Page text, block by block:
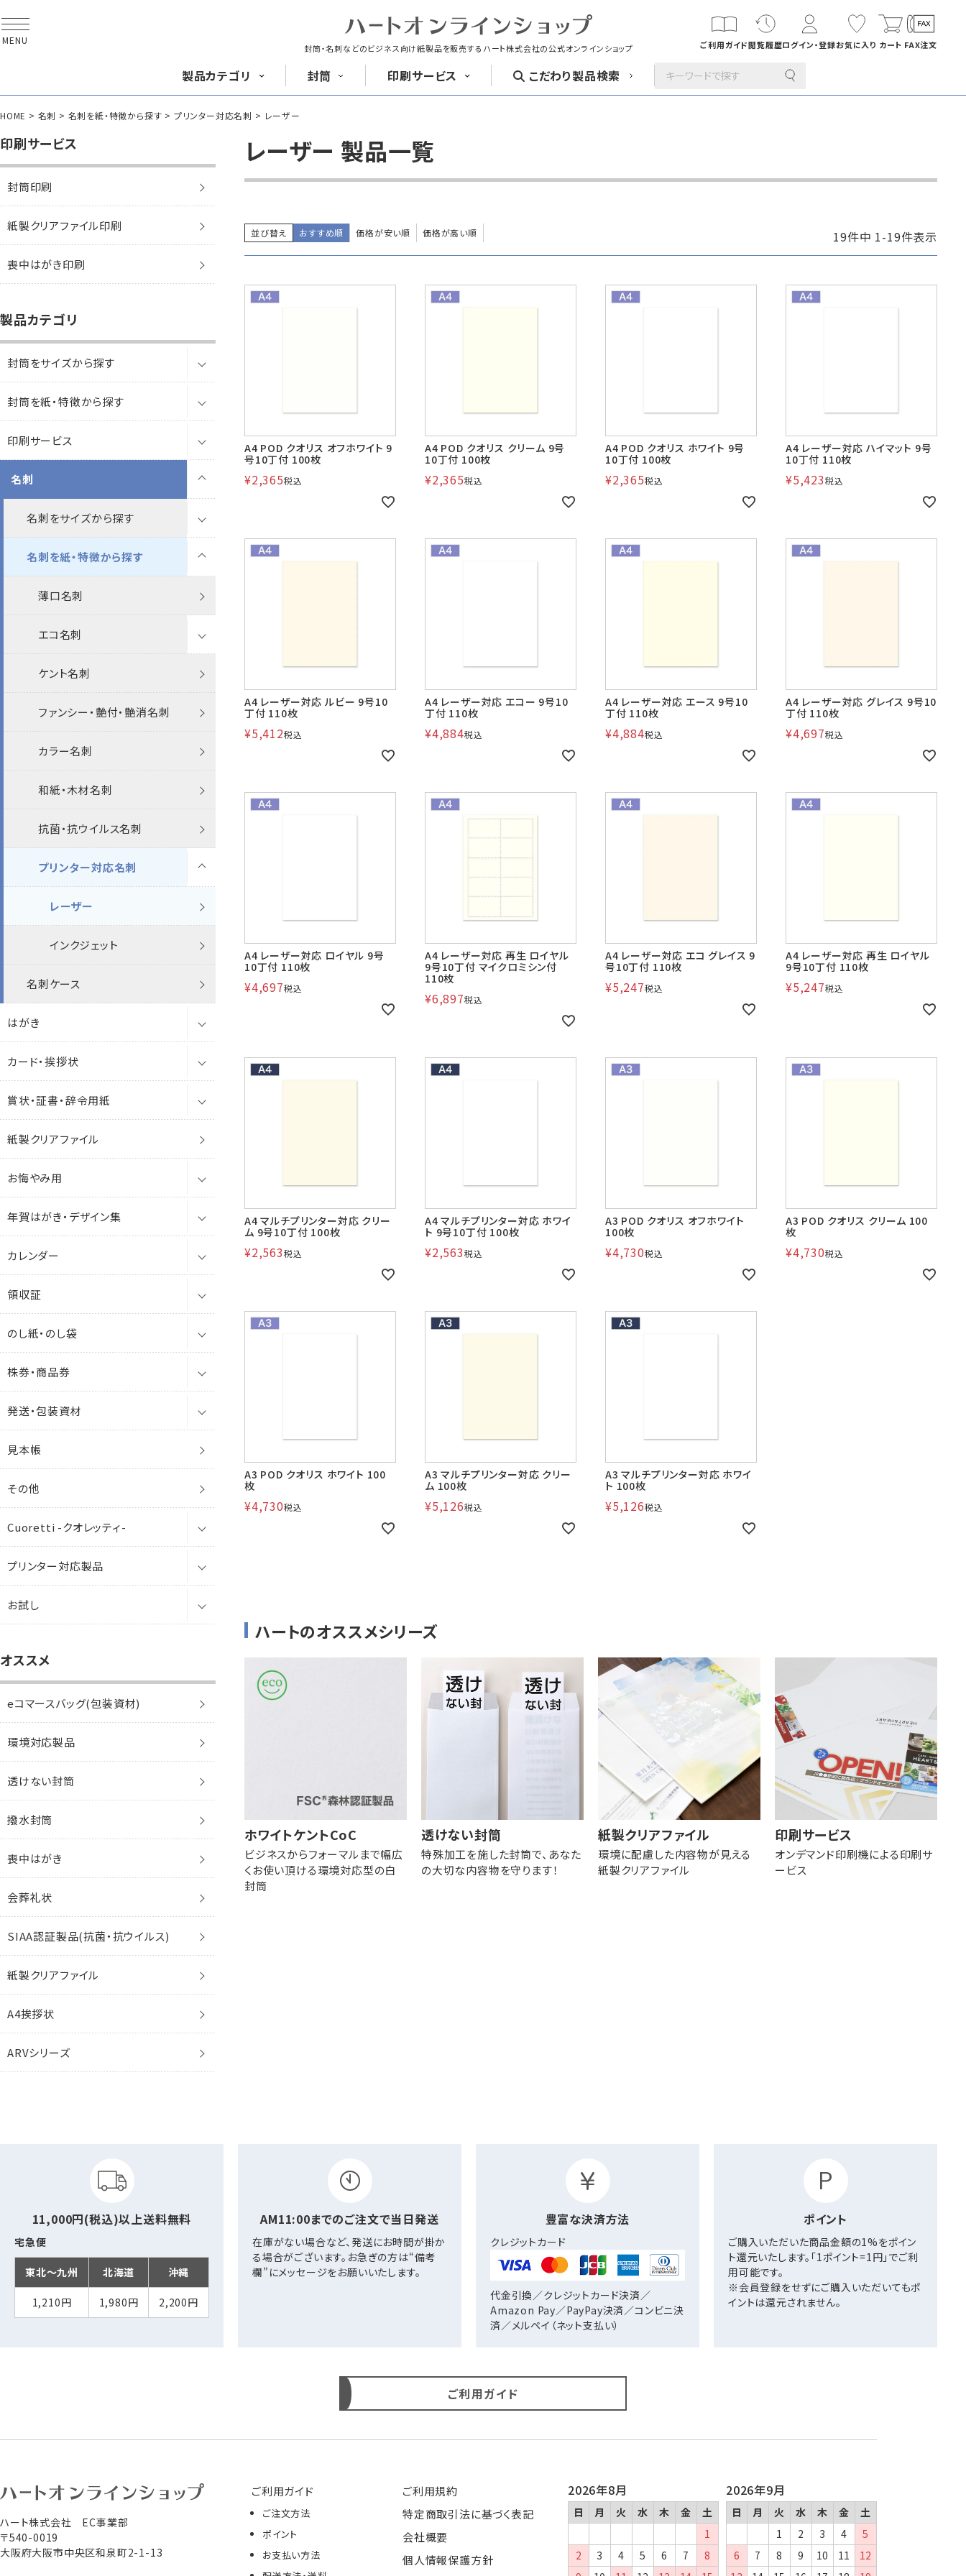
封筒・名刺などのビジネス向け紙製品を販売する ハート株式会社の公式オンラインショップ
MENU ご利用ガイド閲覧履歴ログイン・登録お気に入り カート FAX注文
製品カテゴリ
封筒をサイズ 封筒を紙・特徴
賞状・証書・辞令用紙 紙製クリア ファイル 紙製クリアファイル印刷 お悔み用 喪中はがき印刷 年賀はがき・ デザイン集
カレンダー 領収書
プリンター 対応製品
封筒
長形封筒 角形封筒
長3封筒
A4横3つ折
120×235
長3窓封筒
A4横3つ折
120×235 90×205 90×205
長2封筒
B5縦2つ折
A5縦2つ折
95×217
B5横3つ折
給与明細用封筒
95×215
印刷サービス
封筒印刷サービス 紙製クリアファイル印刷サービス
こだわり製品検索
HOME 名刺 名刺を紙・特徴から探す プリンター対応名刺 レーザー
印刷サービス
封筒印刷
紙製クリアファイル印刷
喪中はがき印刷
製品カテゴリ
封筒をサイズから探す
長3封筒
透けない封筒
パステル
ナチュラルW
ケントプレミア
透けない撥水
クラフト封筒
白封筒
ケント
特白
機能性封筒
エコ
その他
カラー封筒
パステルカラー封筒
Sカラー封筒
エコ封筒
FSC森林認証
再生紙
その他
抗菌・抗ウイルス
ファンシー封筒
プリンター対応
レーザー
インクジェット
フタ折
ポリ封筒
長3窓封筒
ケント
パステル
ケントプレミア
透けない撥水
撥水封筒
クラフト封筒
白封筒
特白
ケント
機能性封筒
エコ
その他
カラー封筒
パステルカラー封筒
エコ封筒
FSC森林認証
ワックス窓封筒
宛名を見ながら封かんできる窓封
長4封筒
透けない封筒
クラフト封筒
白封筒
ケント
特白
機能性封筒
その他
カラー封筒
パステルカラー封筒
エコ封筒
FSC森林認証
和紙
フタ折
長4窓封筒
長40封筒
クラフト封筒
白封筒
カラー封筒
パステルカラー封筒
Sカラー封筒
フタ折
長1封筒
長2封筒
長30封筒
長6・窓封筒
透けない封筒
クラフト封筒
返信用封筒
洋2タテ・窓封筒
洋5タテ・窓封筒
クラフト封筒
白封筒
フタ折
洋4タテ・窓封筒
洋6タテ・窓封筒
給与明細封筒
角2封筒
透けない封筒
ケント
パステル
ナチュラルW
ケントプレミア
透けない撥水
撥水封筒
クラフト封筒
白封筒
特白
ケント
機能性封筒
その他
カラー封筒
パステルカラー封筒
Sカラー封筒
ベストカラー封筒
エコ封筒
FSC森林認証
再生紙
ファンシー
プリンター対応
抗菌・抗ウイルス
ポリ封筒
角20封筒(国際A4)
クラフト封筒
白封筒
カラー封筒
パステルカラー封筒
角A4封筒
透けない撥水封筒
クラフト封筒
白封筒
パステルカラー封筒
A4封筒
プリンター対応
ポリ封筒
A4エコ窓封筒
透けない封筒
クラフト封筒
パステルカラー封筒
角0封筒
角1封筒
クラフト封筒
白封筒
カラー封筒
パステルカラー封筒
角3封筒
透けない封筒
クラフト封筒
白封筒
カラー封筒
パステルカラー封筒
エコ封筒
角4封筒
角5封筒
角6封筒
角7封筒
角8（給料袋）・窓封筒
角形B3封筒
角形A3封筒
保存袋・角底
マルタック
角1保存袋
角2保存袋
透けない封筒
クラフト封筒
白封筒
カラー封筒
パステルカラー封筒
ベストカラー封筒
破れない封筒
角3保存袋
角2紐付マチなし
角2角底
ECバッグ（eコマースバッグ）
透けない封筒
パステル
ケント
ケントプレミア
クラフト封筒
白封筒
ケント
機能性封筒
その他
カラー封筒
パステルカラー封筒
かんたん開封封筒
エコ封筒
FSC森林認証
再生紙
その他
ファンシー封筒
プリンター対応
レーザー
インクジェット
洋長3窓封筒
透けない封筒
クラフト封筒
白封筒
ケント
機能性封筒
エコ
パステルカラー封筒
エコ封筒
洋長6封筒
洋1封筒
洋2封筒
白封筒
パステルカラー封筒
お悔み用
クオレッティ
プリンター対応
洋3封筒
洋4封筒
洋5封筒
洋6封筒
洋7封筒
洋東京3号封筒
洋特1封筒
封筒を紙・特徴から探す
透けない封筒
パステル
長3
長3窓
長4
角2
A4窓
角3
角6
洋長3
洋長3窓
保存袋
ナチュラルW
ケントプレミア
FSC森林認証 ケント
透けない撥水
撥水封筒
撥水ホワイト
透けない撥水ホワイト
撥水未晒クラフトCoC
クラフト封筒（茶封筒）
クラフト
長3
長3窓
長4
長4窓
長40
長1
長2
長30
長6
返信用封筒
洋2タテ
洋5タテ
洋6タテ
角2
角20
角A4
A4エコ窓
角1
角3
角4
角7
角8
洋長3
洋長3窓
洋長6
保存袋・角底
レントゲン袋
大型袋
貴重品
ゴールド
未晒クラフト
白封筒
透けない
ケント
パステル
ホワイト
特白
若狭
初芝
甲陽
和紙
プリンター対応
その他
環境対応製品
FSC森林認証
封筒
ホワイトケントCoC
透けない
クラフト
ケント
パステル
カラー
プリンター対応
名刺
プリンター専用紙
カード・挨拶状
循環型RC100・RC100
封筒
名刺
RC40
間伐材
封筒
名刺
植林木
雑誌再生紙
むぎ茶殻紙
パステルカラー封筒
長3
長3窓
長4
長4窓
長40
洋4タテ
角2
角20
角A4
A4窓
角0
角1
角3
角6
洋長3
洋長3窓
洋2
洋4
洋6
ミニ封筒
保存袋
カラー封筒
長3
長3窓
長4
長4窓
角2
角20
角3
角8
洋長3
保存袋
Sカラー封筒
ベストカラー封筒
SIAA認証製品 (抗菌・抗ウイル
紙製クリアファイル
A4用紙（9号10丁付）
ウルトラホワイト
スノーホワイト
透けるホワイトCoC
封筒
かんたん開封封筒
給与明細封筒
エアメール
開封封筒
大型袋
クッション封筒
レントゲン袋
薬袋
貴重品袋
ミニ封筒
レターケース
ポリ封筒・はがき用ポリ袋
ガセット(マチ付)
ECバッグ（eコマースバッグ）
ケース
お試し用
角A4ガセット
保存袋・角底
マルタック
角0保存袋
角1保存袋
角2保存袋
角3保存袋
角2紐付マチなし
角2角底
窓付封筒
セロ窓
エコ窓
レーザー対応窓
ワックス窓
プリンター対応
レーザー
インクジェット
印刷サービス
封筒印刷
封筒印刷（サイズから探す）
長3封筒印刷
長3窓封筒印刷
レーザー窓
エコ窓
長4封筒印刷
角2封筒印刷
A4エコ窓封筒印刷
角3封筒印刷
角4封筒印刷
角6封筒印刷
洋長3封筒印刷
封筒印刷（紙から探す）
クラフト封筒印刷
ケント封筒印刷
パステルカラー封筒印刷
カラー封筒印刷
抗菌・抗ウイルス封筒印刷
透けない封筒印刷
撥水封筒印刷
レーザー対応封筒印刷
エコ封筒印刷
紙製クリアファイル印刷
喪中はがき印刷
名刺
名刺をサイズから探す
A4(9号10丁付)
9号
A3(9号20丁付)
A3ノビ(9号20丁付)
9号4丁付
9号8丁付
9号16丁付
9号21丁付
8号
13号
名刺を紙・特徴から探す
薄口名刺
エコ名刺
FSC森林認証
アップサイクル
間伐材
非木材
再生紙
RC100
ケント名刺
ファンシー・艶付・艶消名刺
カラー名刺
和紙・木材名刺
抗菌・抗ウイルス名刺
プリンター対応名刺
レーザー
インクジェット
名刺ケース
はがき
はがき
喪中はがき・お悔み用はがき
年賀はがき・年賀状
試し刷はがき
はがき用ポリ袋
カード・挨拶状
カード
単判カード
2つ折りカード
3つ折りカード
4つ折りカード
1号カード
2号カード
東京3号カード
洋6形カード
会葬礼状・お悔み用カード
A4挨拶状用紙
賞状・証書・辞令用紙
賞状・証書用紙
オフセット印刷・筆耕用
A3（310×436）
A4（218×310）
B3（390×532）
B4（266×390）
B5（195×266）
プリンター対応
レーザー
A4（210×297）
B4（257×364）
A4（210×297）
B4（257×364）
紙筒(賞状用紙入れ)
辞令用紙
紙製クリアファイル
お悔やみ用
喪中はがき・お悔み用はがき
私製はがき
郵便はがき(官製)
プリンター対応
レーザー
インクジェット
会葬礼状・お悔み用カード
単判
2つ折
銀箔押2つ折
横長2つ折
お悔やみ用封筒・塩
奉書挨拶状
年賀はがき・デザイン集
年賀状デザイン集
箔押年賀はがき
絵柄年賀はがき
私製年賀はがき
カレンダー
卓上カレンダー
壁掛けカレンダー
領収証
領収証
のし紙・のし袋
のし紙
のし袋
株券・商品券
株券
商品券
発送・包装資材
マチ付
クッション付
梱包資材
見本帳
その他
Cuoretti -クオレッティ-
封筒
コットン
トロピカル
アラモード
トゥインクル
メタル
パールレイド
ジュエル
花ふぜい
花ごろも
手漉き和紙
便箋
レターセット
プリンター対応製品
レーザー
賞状
はがき
名刺
プリンター専用紙
ラベル
封筒
賞状
はがき
名刺
その他
マルチ
封筒・カード
賞状・証書
はがき
名刺
薬袋
お試し
印刷サービス
オススメ
eコマースバッグ(包装資材)
環境対応製品
透けない封筒
撥水封筒
喪中はがき
会葬礼状
SIAA認証製品(抗菌・抗ウイルス)
紙製クリアファイル
A4挨拶状
ARVシリーズ
レーザー 製品一覧
並び替え おすすめ順 価格が安い順 価格が高い順 19件中 1-19件表示
A4 POD クオリス オフホワイト 9
号10丁付 100枚
¥2,365税込
A4 POD クオリス クリーム 9号
10丁付 100枚
¥2,365税込
A4 POD クオリス ホワイト 9号
10丁付 100枚
¥2,365税込
A4 レーザー対応 ハイマット 9号
10丁付 110枚
¥5,423税込
A4 レーザー対応 ルビー 9号10
丁付 110枚
¥5,412税込
A4 レーザー対応 エコー 9号10
丁付 110枚
¥4,884税込
A4 レーザー対応 エース 9号10
丁付 110枚
¥4,884税込
A4 レーザー対応 グレイス 9号10
丁付 110枚
¥4,697税込
A4 レーザー対応 ロイヤル 9号
10丁付 110枚
¥4,697税込
A4 レーザー対応 再生 ロイヤル
9号10丁付 マイクロミシン付
110枚
¥6,897税込
A4 レーザー対応 エコ グレイス 9
号10丁付 110枚
¥5,247税込
A4 レーザー対応 再生 ロイヤル
9号10丁付 110枚
¥5,247税込
A4 マルチプリンター対応 クリー
ム 9号10丁付 100枚
¥2,563税込
A4 マルチプリンター対応 ホワイ
ト 9号10丁付 100枚
¥2,563税込
A3 POD クオリス オフホワイト
100枚
¥4,730税込
A3 POD クオリス クリーム 100
枚
¥4,730税込
A3 POD クオリス ホワイト 100
枚
¥4,730税込
A3 マルチプリンター対応 クリー
ム 100枚
¥5,126税込
A3 マルチプリンター対応 ホワイ
ト 100枚
¥5,126税込
ハートのオススメシリーズ
ホワイトケントCoC
ビジネスからフォーマルまで幅広
くお使い頂ける環境対応型の白
封筒
透けない封筒
特殊加工を施した封筒で、あなた
の大切な内容物を守ります！
紙製クリアファイル
環境に配慮した内容物が見える
紙製クリアファイル
印刷サービス
オンデマンド印刷機による印刷サ
ービス
11,000円(税込)以上送料無料
宅急便
東北～九州 北海道 沖縄
1,210円 1,980円 2,200円
AM11:00までのご注文で当日発送
在庫がない場合など、発送にお時間が掛か
る場合がございます。お急ぎの方は“備考
欄”にメッセージをお願いいたします。
豊富な決済方法
クレジットカード
代金引換／クレジットカード決済／
Amazon Pay／PayPay決済／コンビニ決
済／メルペイ（ネット支払い）
ポイント
ご購入いただいた商品金額の1%をポイン
ト還元いたします。「1ポイント=1円」でご利
用可能です。
※会員登録をせずにご購入いただいてもポ
イントは還元されません。
ご利用ガイド
ハート株式会社 EC事業部
〒540-0019
大阪府大阪市中央区和泉町2-1-13
ご利用ガイド
ご注文方法
ポイント
お支払い方法
ご利用規約
特定商取引法に基づく表記
会社概要
個人情報保護方針
2026年8月
日 月 火 水 木 金
土
1
2
3 4 5 6 7
8
2026年9月
日 月 火 水 木 金
土
1
2 3 4
5
6
7 8 9 10 11
12